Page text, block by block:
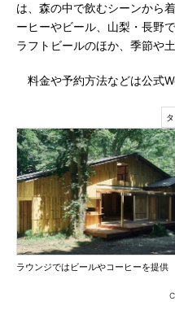
は、森の中で飲むシーンから
ーヒーやビール、山梨・長野
ラフトビールのほか、季節や
料金や予約方法などは公式
ラウンジではビールやコーヒーを提供